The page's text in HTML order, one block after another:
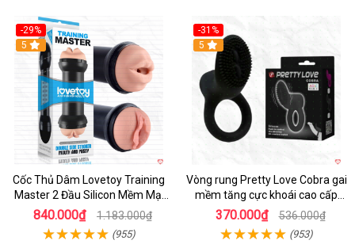
-29%
Hot
5
Cốc Thủ Dâm Lovetoy Training
Master 2 Đầu Silicon Mềm Mại
Tiện Lợi
840.000₫ 1.183.000₫
(955)
-31%
5
Vòng rung Pretty Love Cobra gai
mềm tăng cực khoái cao cấp
chính hãng
370.000₫ 536.000₫
(953)